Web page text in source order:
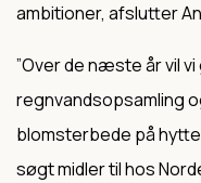
ambitioner, afslutter
”Over de næste år vil
regnvandsopsamling
blomsterbede på
søgt midler til hos